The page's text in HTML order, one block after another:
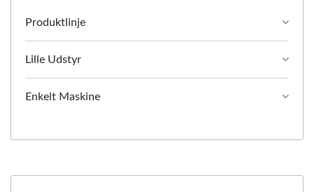
Produktlinje
Lille Udstyr
Enkelt Maskine